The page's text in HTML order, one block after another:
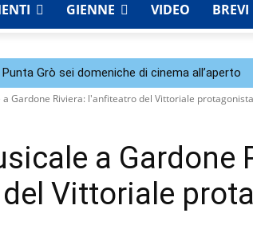
GIENNE VIDEO BREVI
Grò sei domeniche di cinema all’aperto
a Gardone Riviera: l'anfiteatro del Vittoriale protagonista
a Gardone
del Vittoriale